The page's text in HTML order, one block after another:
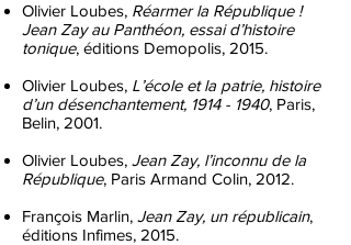
Olivier Loubes, Réarmer la République !
Jean Zay au Panthéon, essai d’histoire
tonique, éditions Demopolis, 2015.
Olivier Loubes, L’école et la patrie, histoire
d’un désenchantement, 1914 - 1940, Paris,
Belin, 2001.
Olivier Loubes, Jean Zay, l’inconnu de la
République, Paris Armand Colin, 2012.
François Marlin, Jean Zay, un républicain,
éditions Infimes, 2015.